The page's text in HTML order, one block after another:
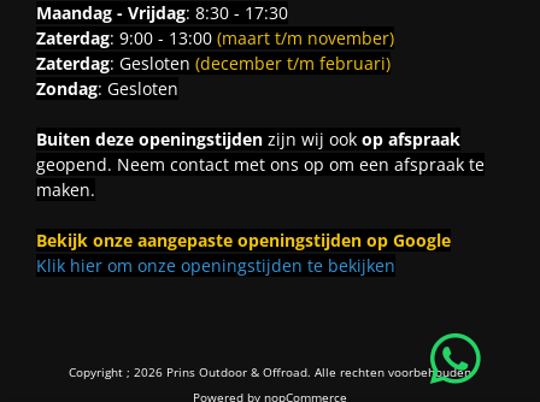
Maandag - Vrijdag: 8:30 - 17:30
Zaterdag: 9:00 - 13:00 (maart t/m november)
Zaterdag: Gesloten (december t/m februari)
Zondag: Gesloten
Buiten deze openingstijdenzijn wij ook op afspraak
geopend. Neem contact met ons op om een afspraak te
maken.
Bekijk onze aangepaste openingstijden op Google
Klik hier om onze openingstijden te bekijken
Copyright ; 2026 Prins Outdoor & Offroad. Alle rechten voorbehouden
Powered by nopCommerce